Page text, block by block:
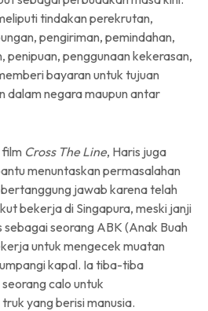
tindakan perekrutan,
pengiriman, pemindahan,
penipuan, penggunaan kekerasan,
bayaran untuk tujuan
dalam negara maupun antar
Cross The Line, Haris juga
menuntaskan permasalahan
jawab karena telah
bekerja di Singapura, meski janji
seorang ABK (Anak Buah
untuk mengecek muatan
kapal. Ia tiba-tiba
calo untuk
yang berisi manusia.